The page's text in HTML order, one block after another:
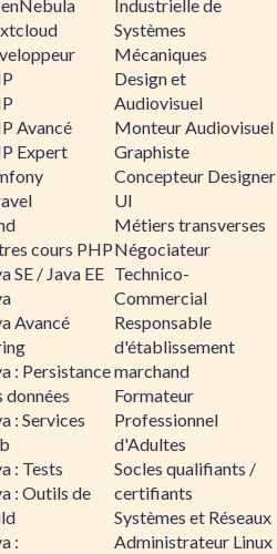
Avancé
Expert
cours PHP
SE / Java EE
Avancé
: Persistance
données
: Services
: Tests
: Outils de
:
Industrielle de
Systèmes
Mécaniques
Design et
Audiovisuel
Monteur Audiovisuel
Graphiste
Concepteur Designer
UI
Métiers transverses
Négociateur
Technico-
Commercial
Responsable
d'établissement
marchand
Formateur
Professionnel
d'Adultes
Socles qualifiants /
certifiants
Systèmes et Réseaux
Administrateur Linux